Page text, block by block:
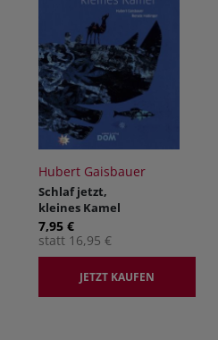
Hubert Gaisbauer
Schlaf jetzt,
kleines Kamel
7,95 €
statt 16,95 €
JETZT KAUFEN